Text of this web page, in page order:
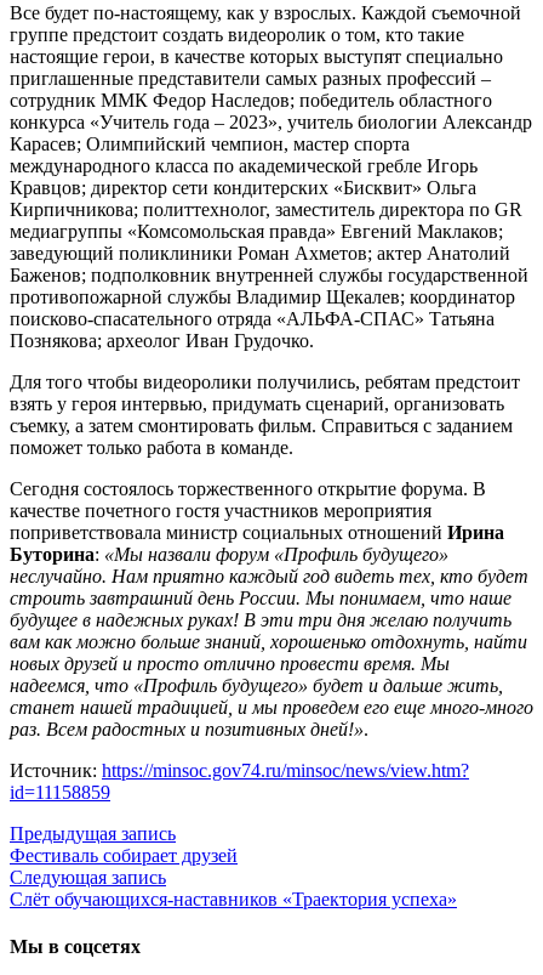
Все будет по-настоящему, как у взрослых. Каждой съемочной
группе предстоит создать видеоролик о том, кто такие
настоящие герои, в качестве которых выступят специально
приглашенные представители самых разных профессий –
сотрудник ММК Федор Наследов; победитель областного
конкурса «Учитель года – 2023», учитель биологии Александр
Карасев; Олимпийский чемпион, мастер спорта
международного класса по академической гребле Игорь
Кравцов; директор сети кондитерских «Бисквит» Ольга
Кирпичникова; политтехнолог, заместитель директора по GR
медиагруппы «Комсомольская правда» Евгений Маклаков;
заведующий поликлиники Роман Ахметов; актер Анатолий
Баженов; подполковник внутренней службы государственной
противопожарной службы Владимир Щекалев; координатор
поисково-спасательного отряда «АЛЬФА-СПАС» Татьяна
Познякова; археолог Иван Грудочко.
Для того чтобы видеоролики получились, ребятам предстоит
взять у героя интервью, придумать сценарий, организовать
съемку, а затем смонтировать фильм. Справиться с заданием
поможет только работа в команде.
Сегодня состоялось торжественного открытие форума. В
качестве почетного гостя участников мероприятия
поприветствовала министр социальных отношений Ирина
Буторина: «Мы назвали форум «Профиль будущего»
неслучайно. Нам приятно каждый год видеть тех, кто будет
строить завтрашний день России. Мы понимаем, что наше
будущее в надежных руках! В эти три дня желаю получить
вам как можно больше знаний, хорошенько отдохнуть, найти
новых друзей и просто отлично провести время. Мы
надеемся, что «Профиль будущего» будет и дальше жить,
станет нашей традицией, и мы проведем его еще много-много
раз. Всем радостных и позитивных дней!».
Источник: https://minsoc.gov74.ru/minsoc/news/view.htm?
id=11158859
Навигация
по
Предыдущая запись
запись:
Фестиваль собирает друзей
Следующая запись
запись:
Слёт обучающихся-наставников «Траектория успеха»
Мы в соцсетях